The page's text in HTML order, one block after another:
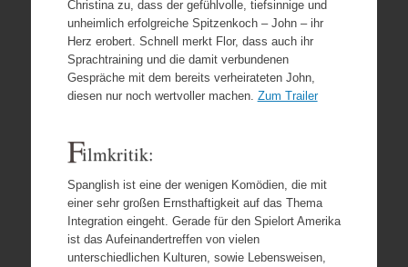
Christina zu, dass der gefühlvolle, tiefsinnige und
unheimlich erfolgreiche Spitzenkoch – John – ihr
Herz erobert. Schnell merkt Flor, dass auch ihr
Sprachtraining und die damit verbundenen
Gespräche mit dem bereits verheirateten John,
diesen nur noch wertvoller machen. Zum Trailer
Filmkritik:
Spanglish ist eine der wenigen Komödien, die mit
einer sehr großen Ernsthaftigkeit auf das Thema
Integration eingeht. Gerade für den Spielort Amerika
ist das Aufeinandertreffen von vielen
unterschiedlichen Kulturen, sowie Lebensweisen,